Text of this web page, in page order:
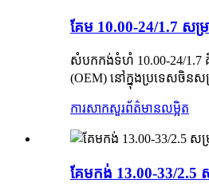
គែម 10.00-24/1.7
សំបកកង់ទំហំ 10.00-24/1.7
(OEM) នៅក្នុងប្រទេសចិនសម្
ការសាកសួរព័ត៌មានលម្អិត
គែមកង់ 13.00-33/2.5